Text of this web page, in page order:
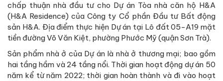
chấp thuận nhà đầu tư cho Dự án Tòa nhà căn hộ H&A
(H&A Residence) của Công ty Cổ phần Đầu tư Bất động
sản H&A. Địa điểm thực hiện Dự án tại Lô đất 05-A19 mặt
tiền đường Võ Văn Kiệt, phường Phước Mỹ (quận Sơn Trà).
Sản phẩm nhà ở của Dự án là nhà ở thương mại; bao gồm
hai tầng hầm và 24 tầng nổi. Thời gian hoạt động dự án 50
năm kể từ năm 2022; thời gian hoàn thành và đi vào hoạt